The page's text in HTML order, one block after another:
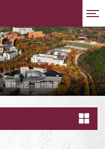
- 媒体山艺 - 报刊报道